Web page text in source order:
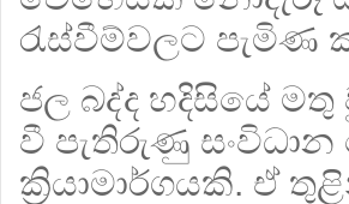
රැස්වීම්වලට පැමිණ
ජල බද්ද හදිසියේ
වී පැතිරුණු
ක්‍රියාමාර්ගයකි. ඒ